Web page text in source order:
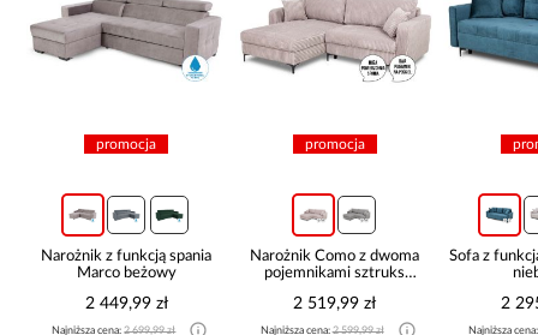
promocja
Narożnik z funkcją spania
Marco beżowy
2 449,99 zł
Najniższa cena:2 699,99 zł
promocja
Narożnik Como z dwoma
pojemnikami sztruks
2 519,99 zł
Najniższa cena:2 599,99 zł
Sofa z
2
Najniższa